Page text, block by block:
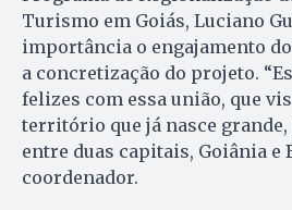
Turismo em Goiás, Luciano
importância o engajamento
a concretização do projeto.
felizes com essa união, que
território que já nasce grande,
entre duas capitais, Goiânia e
coordenador.